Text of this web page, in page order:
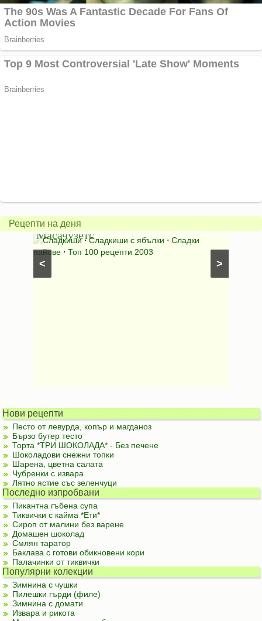
Рецепти на деня
>
<
пай
от
Масачузетс
Сладкиши⋅Сладкиши с ябълки ⋅ Сладки
пайове ⋅ Топ 100 рецепти 2003
питка
на
мама
Нови рецепти
Песто от левурда, копър и магданоз
Бързо бутер тесто
Торта *ТРИ ШОКОЛАДА* - Без печене
Шоколадови снежни топки
Шарена, цветна салата
Чубренки с извара
Лятно ястие със зеленчуци
Последно изпробвани
Пикантна гъбена супа
Тиквички с кайма *Ети*
Сироп от малини без варене
Домашен шоколад
Смлян таратор
Баклава с готови обикновени кори
Палачинки от тиквички
Популярни колекции
Зимнина с чушки
Пилешки гърди (филе)
Зимнина с домати
Извара и рикота